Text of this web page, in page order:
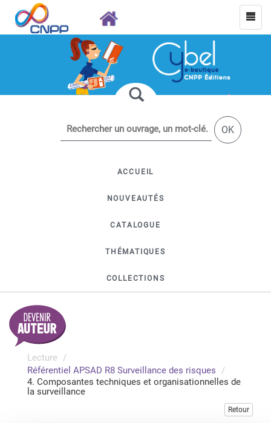
OK
ACCUEIL
NOUVEAUTÉS
CATALOGUE
THÉMATIQUES
COLLECTIONS
Lecture
Référentiel APSAD R8 Surveillance des risques
4. Composantes techniques et organisationnelles de
la surveillance
Retour